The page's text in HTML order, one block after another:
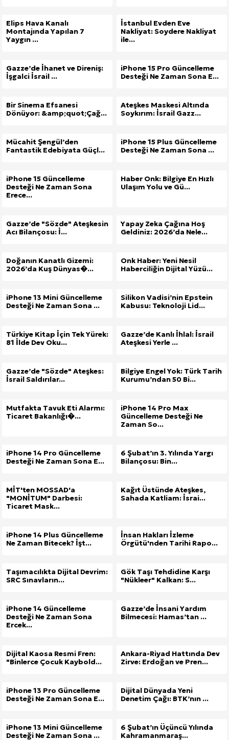
Elips Hava Kanalı
Montajında Yapılan 7
Yaygın ...
İstanbul Evden Eve
Nakliyat: Soydere Nakliyat
ile...
Gazze’de İhanet ve Direniş:
İşgalci İsrail ...
iPhone 15 Pro Güncelleme
Desteği Ne Zaman Sona E...
Bir Sinema Efsanesi
Dönüyor: &amp;quot;Çağ...
Ateşkes Maskesi Altında
Soykırım: İsrail Gazz...
Mücahit Şengül’den
Fantastik Edebiyata Güçl...
iPhone 15 Plus Güncelleme
Desteği Ne Zaman Sona ...
iPhone 15 Güncelleme
Desteği Ne Zaman Sona
Erece...
Haber Onk: Bilgiye En Hızlı
Ulaşım Yolu ve Gü...
Gazze’de "Sözde" Ateşkesin
Acı Bilançosu: İ...
Yapay Zeka Çağına Hoş
Geldiniz: 2026’da Nele...
Doğanın Kanatlı Gizemi:
2026’da Kuş Dünyas�...
Onk Haber: Yeni Nesil
Haberciliğin Dijital Yüzü...
iPhone 13 Mini Güncelleme
Desteği Ne Zaman Sona ...
Silikon Vadisi’nin Epstein
Kabusu: Teknoloji Lid...
Türkiye Kitap İçin Tek Yürek:
81 İlde Dev Oku...
Gazze’de Kanlı İhlal: İsrail
Ateşkesi Yerle ...
Gazze’de "Sözde" Ateşkes:
İsrail Saldırılar...
Bilgiye Engel Yok: Türk Tarih
Kurumu’ndan 50 Bi...
Mutfakta Tavuk Eti Alarmı:
Ticaret Bakanlığı�...
iPhone 14 Pro Max
Güncelleme Desteği Ne
Zaman So...
iPhone 14 Pro Güncelleme
Desteği Ne Zaman Sona E...
6 Şubat’ın 3. Yılında Yargı
Bilançosu: Bin...
MİT'ten MOSSAD'a
"MONİTUM" Darbesi:
Ticaret Mask...
Kağıt Üstünde Ateşkes,
Sahada Katliam: İsrai...
iPhone 14 Plus Güncelleme
Ne Zaman Bitecek? İşt...
İnsan Hakları İzleme
Örgütü'nden Tarihi Rapo...
Taşımacılıkta Dijital Devrim:
SRC Sınavların...
Gök Taşı Tehdidine Karşı
"Nükleer" Kalkan: S...
iPhone 14 Güncelleme
Desteği Ne Zaman Sona
Ercek...
Gazze’de İnsani Yardım
Bilmecesi: Hamas’tan ...
Dijital Kaosa Resmi Fren:
"Binlerce Çocuk Kaybold...
Ankara-Riyad Hattında Dev
Zirve: Erdoğan ve Pren...
iPhone 13 Pro Güncelleme
Desteği Ne Zaman Sona E...
Dijital Dünyada Yeni
Denetim Çağı: BTK’nın ...
iPhone 13 Mini Güncelleme
Desteği Ne Zaman Sona ...
6 Şubat’ın Üçüncü Yılında
Kahramanmaraş...